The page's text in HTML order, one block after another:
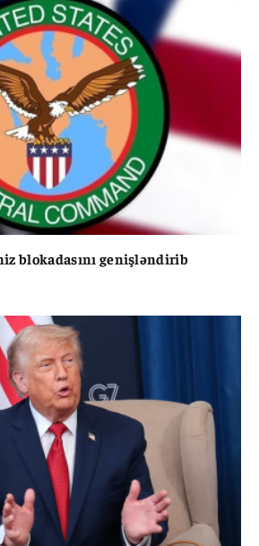
blokadasını genişləndirib